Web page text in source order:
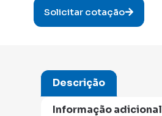
Solicitar cotação
Descrição
Informação adicional